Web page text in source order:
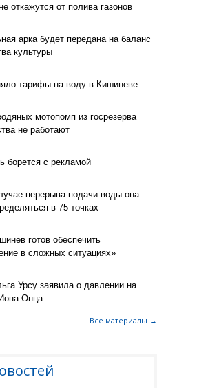
откажутся от полива газонов
арка будет передана на баланс
культуры
тарифы на воду в Кишиневе
мотопомп из госрезерва
не работают
борется с рекламой
перерыва подачи воды она
в 75 точках
готов обеспечить
в сложных ситуациях»
Урсу заявила о давлении на
Онца
Все материалы →